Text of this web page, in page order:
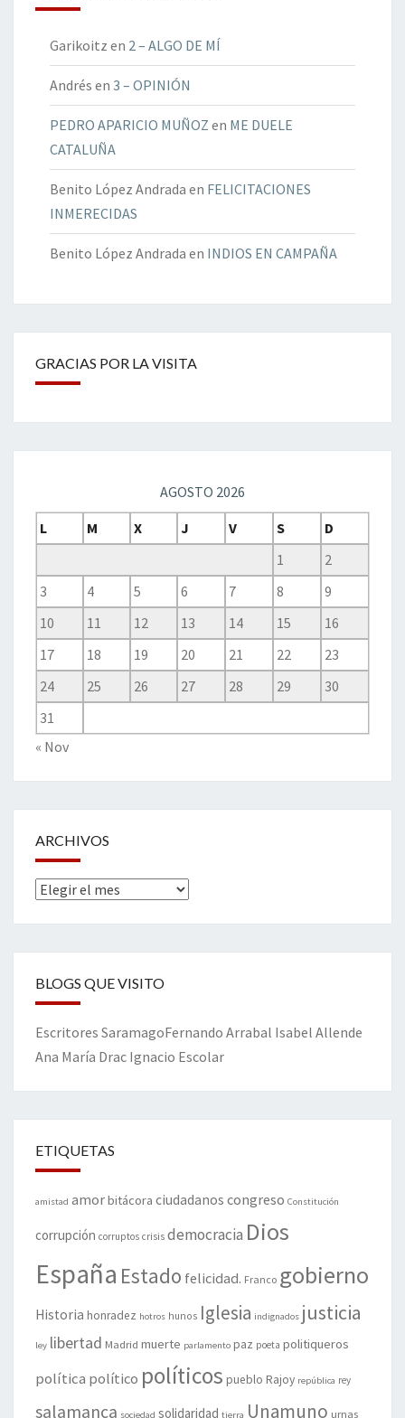
Garikoitz en 2 – ALGO DE MÍ
Andrés en 3 – OPINIÓN
PEDRO APARICIO MUÑOZ en ME DUELE
CATALUÑA
Benito López Andrada en FELICITACIONES
INMERECIDAS
Benito López Andrada en INDIOS EN CAMPAÑA
GRACIAS POR LA VISITA
AGOSTO 2026
L
M X J V S
D
1
2
3
4 5 6 7 8
9
10
11 12 13 14 15
16
17
18 19 20 21 22
23
24
25 26 27 28 29
30
31
« Nov
ARCHIVOS
Archivos
BLOGS QUE VISITO
Escritores SaramagoFernando Arrabal Isabel Allende
Ana María Drac Ignacio Escolar
ETIQUETAS
amistad amorbitácora ciudadanos congreso Constitución
corrupción corruptos crisis democracia Dios
España Estado felicidad. Franco gobierno
Historia honradez hotros hunos Iglesia indignados justicia
ley libertad Madrid muerte parlamento paz poeta politiqueros
política político políticos pueblo Rajoy república rey
salamanca sociedad solidaridad tierra Unamuno urnas